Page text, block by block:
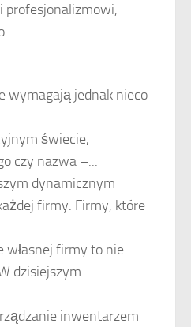
profesjonalizmowi,
wymagają jednak nieco
świecie,
czy nazwa –...
dynamicznym
firmy. Firmy, które
własnej firmy to nie
dzisiejszym
inwentarzem